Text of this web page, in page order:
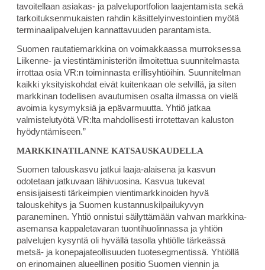
tavoitellaan asiakas- ja palveluportfolion laajentamista sekä
tarkoituksenmukaisten rahdin käsittelyinvestointien myötä
terminaalipalvelujen kannattavuuden parantamista.
Suomen rautatiemarkkina on voimakkaassa murroksessa
Liikenne- ja viestintäministeriön ilmoitettua suunnitelmasta
irrottaa osia VR:n toiminnasta erillisyhtiöihin. Suunnitelman
kaikki yksityiskohdat eivät kuitenkaan ole selvillä, ja siten
markkinan todellisen avautumisen osalta ilmassa on vielä
avoimia kysymyksiä ja epävarmuutta. Yhtiö jatkaa
valmistelutyötä VR:lta mahdollisesti irrotettavan kaluston
hyödyntämiseen.”
MARKKINATILANNE KATSAUSKAUDELLA
Suomen talouskasvu jatkui laaja-alaisena ja kasvun
odotetaan jatkuvaan lähivuosina. Kasvua tukevat
ensisijaisesti tärkeimpien vientimarkkinoiden hyvä
talouskehitys ja Suomen kustannuskilpailukyvyn
paraneminen. Yhtiö onnistui säilyttämään vahvan markkina-
asemansa kappaletavaran tuontihuolinnassa ja yhtiön
palvelujen kysyntä oli hyvällä tasolla yhtiölle tärkeässä
metsä- ja konepajateollisuuden tuotesegmentissä. Yhtiöllä
on erinomainen alueellinen positio Suomen viennin ja